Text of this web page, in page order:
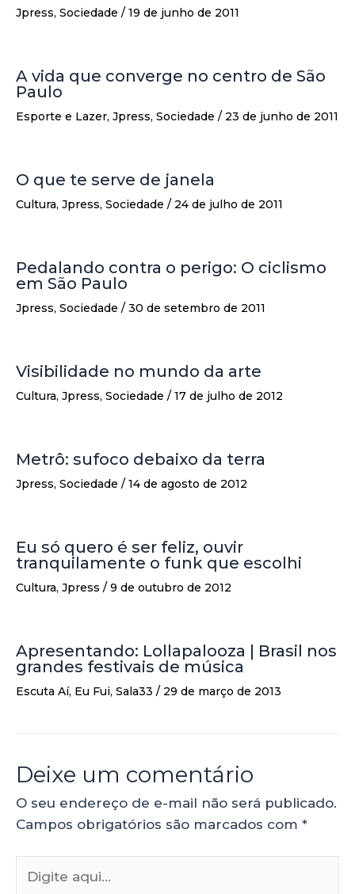
Jpress, Sociedade / 19 de junho de 2011
A vida que converge no centro de São
Paulo
Esporte e Lazer, Jpress, Sociedade / 23 de junho de 2011
O que te serve de janela
Cultura, Jpress, Sociedade / 24 de julho de 2011
Pedalando contra o perigo: O ciclismo
em São Paulo
Jpress, Sociedade / 30 de setembro de 2011
Visibilidade no mundo da arte
Cultura, Jpress, Sociedade / 17 de julho de 2012
Metrô: sufoco debaixo da terra
Jpress, Sociedade / 14 de agosto de 2012
Eu só quero é ser feliz, ouvir
tranquilamente o funk que escolhi
Cultura, Jpress / 9 de outubro de 2012
Apresentando: Lollapalooza | Brasil nos
grandes festivais de música
Escuta Aí, Eu Fui, Sala33 / 29 de março de 2013
Deixe um comentário
O seu endereço de e-mail não será publicado.
Campos obrigatórios são marcados com *